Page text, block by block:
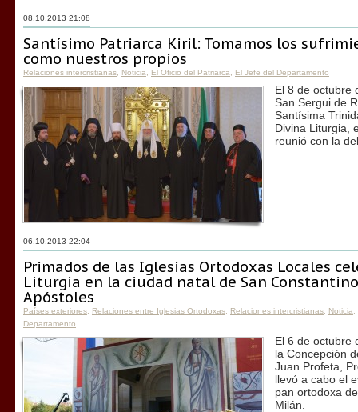
08.10.2013 21:08
Santísimo Patriarca Kiril: Tomamos los
como nuestros propios
Relaciones intercristianas Noticia El Oficio del Patriarca El Jefe del Departamento
El 8 de octubre
San Sergui de
Santísima
Divina Liturgia,
reunió con la
06.10.2013 22:04
Primados de las Iglesias Ortodoxas Locales
Liturgia en la ciudad natal de San
Apóstoles
Países exteriores Relaciones entre Iglesias Ortodoxas Relaciones intercristianas Noticia
Departamento
El 6 de octubre
la Concepción
Juan Profeta,
llevó a cabo el
pan ortodoxa
Milán.